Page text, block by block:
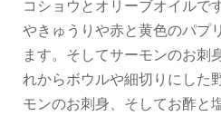
コショウとオリーブオイルで
やきゅうりや赤と黄色のパプ
ます。そしてサーモンのお刺
れからボウルや細切りにした
モンのお刺身、そしてお酢と